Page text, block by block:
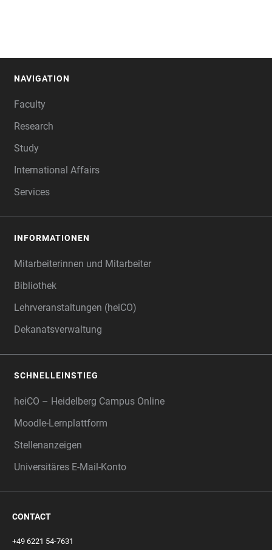
NAVIGATION
Faculty
Research
Study
International Affairs
Services
INFORMATIONEN
Mitarbeiterinnen und Mitarbeiter
Bibliothek
Lehrveranstaltungen (heiCO)
Dekanatsverwaltung
SCHNELLEINSTIEG
heiCO – Heidelberg Campus Online
Moodle-Lernplattform
Stellenanzeigen
Universitäres E-Mail-Konto
CONTACT
+49 6221 54-7631